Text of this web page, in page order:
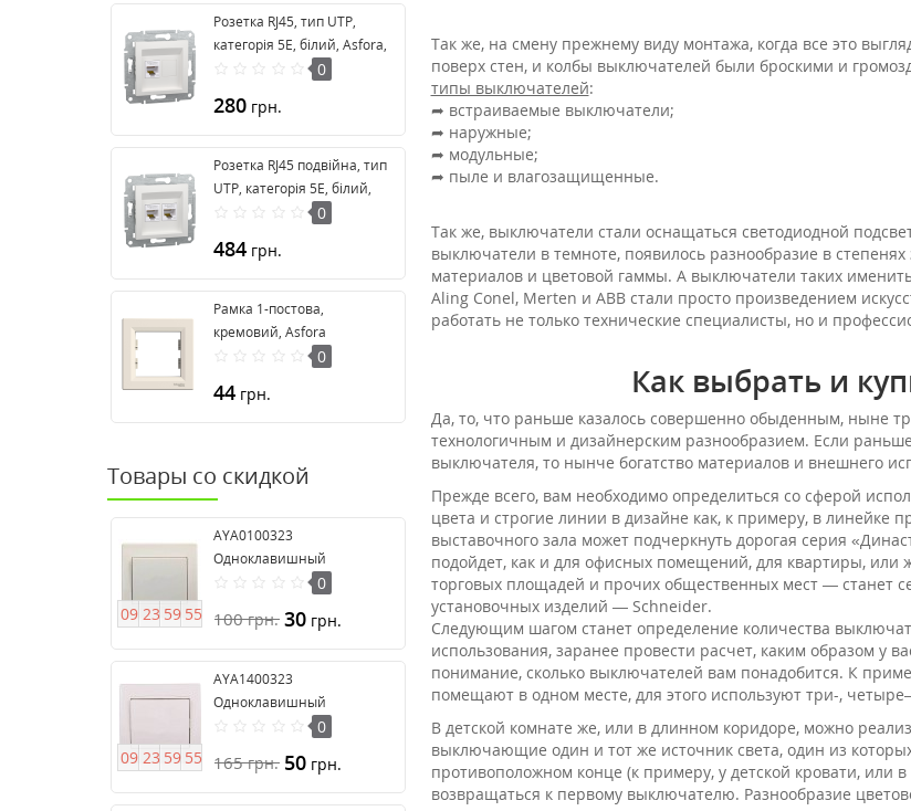
Розетка RJ45, тип UTP,
категорія 5E, білий, Asfora,
без рамки EPH4370121
0
280 грн.
Розетка RJ45 подвійна, тип
UTP, категорія 5E, білий,
Asfora, без рамки
0
484 грн.
Рамка 1-постова,
кремовий, Asfora
0
44 грн.
Товары со скидкой
09 23 59 54
AYA0100323
Одноклавишный
выключатель серия Anya
0
100грн. 30 грн.
09 23 59 54
AYA1400323
Одноклавишный
выключатель 16А серия
0
165грн. 50 грн.
Так же, на смену прежнему виду монтажа, когда все это
поверх стен, и колбы выключателей были броскими и
типы выключателей:
➦ встраиваемые выключатели;
➦ наружные;
➦ модульные;
➦ пыле и влагозащищенные.
Так же, выключатели стали оснащаться светодиодной
выключатели в темноте, появилось разнообразие в
материалов и цветовой гаммы. А выключатели таких
Aling Conel, Merten и ABB стали просто произведением
работать не только технические специалисты, но и
Как выбрать и
Да, то, что раньше казалось совершенно обыденным, ныне
технологичным и дизайнерским разнообразием. Если
выключателя, то нынче богатство материалов и внешнего
Прежде всего, вам необходимо определиться со сферой
цвета и строгие линии в дизайне как, к примеру, в линейке
выставочного зала может подчеркнуть дорогая серия
подойдет, как и для офисных помещений, для квартиры, или
торговых площадей и прочих общественных мест — станет
установочных изделий — Schneider.
Следующим шагом станет определение количества
использования, заранее провести расчет, каким образом у
понимание, сколько выключателей вам понадобится. К
помещают в одном месте, для этого используют три-,
В детской комнате же, или в длинном коридоре, можно
выключающие один и тот же источник света, один из
противоположном конце (к примеру, у детской кровати, или
возвращаться к первому выключателю. Разнообразие